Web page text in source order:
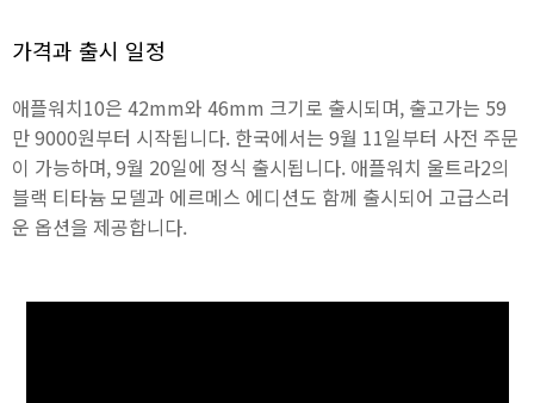
가격과 출시 일정
애플워치10은 42mm와 46mm 크기로 출시되며, 출고가는 59
만 9000원부터 시작됩니다. 한국에서는 9월 11일부터 사전 주문
이 가능하며, 9월 20일에 정식 출시됩니다. 애플워치 울트라2의
블랙 티타늄 모델과 에르메스 에디션도 함께 출시되어 고급스러
운 옵션을 제공합니다.